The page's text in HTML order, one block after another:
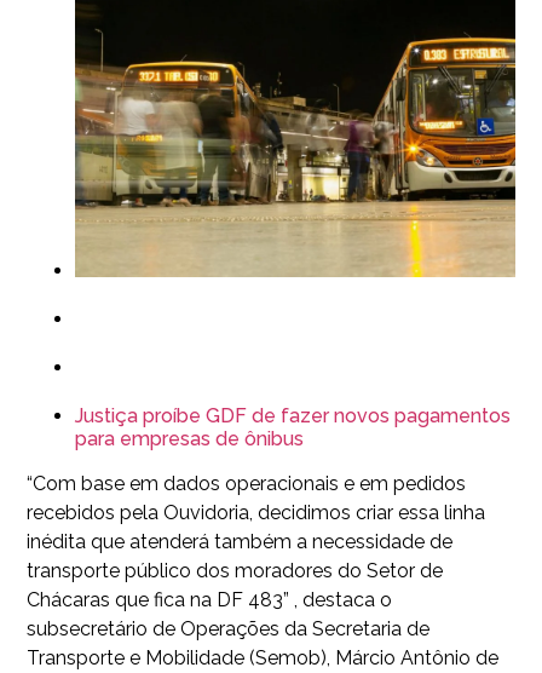
Justiça proíbe GDF de fazer novos pagamentos
para empresas de ônibus
“Com base em dados operacionais e em pedidos
recebidos pela Ouvidoria, decidimos criar essa linha
inédita que atenderá também a necessidade de
transporte público dos moradores do Setor de
Chácaras que fica na DF 483” , destaca o
subsecretário de Operações da Secretaria de
Transporte e Mobilidade (Semob), Márcio Antônio de